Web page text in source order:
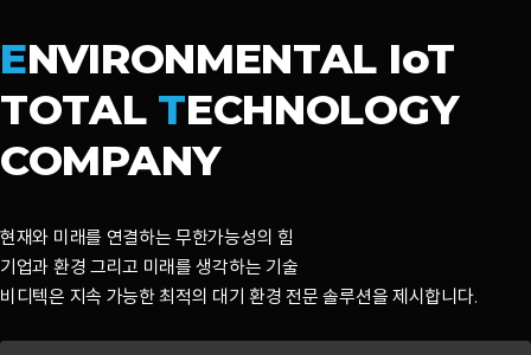
ENVIRONMENTAL IoT
TOTAL TECHNOLOGY
COMPANY
현재와 미래를 연결하는 무한가능성의 힘
기업과 환경 그리고 미래를 생각하는 기술
비디텍은 지속 가능한 최적의 대기 환경 전문 솔루션을 제시합니다.